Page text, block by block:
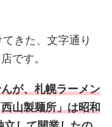
きた、文字通り
です。
が、札幌ラーメン
山製麺所」は昭和